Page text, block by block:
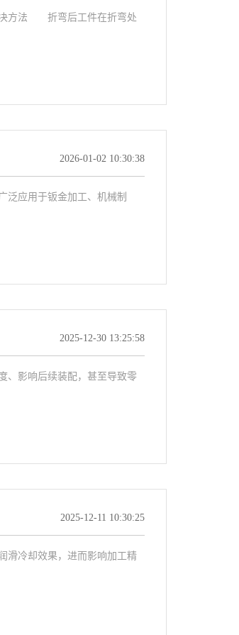
方法 折弯后工件在折弯处
2026-01-02 10:30:38
应用于钣金加工、机械制
2025-12-30 13:25:58
影响后续装配，甚至导致零
2025-12-11 10:30:25
冷却效果，进而影响加工精